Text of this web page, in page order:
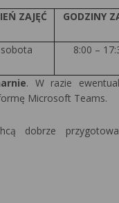
ZAJĘĆ GODZINY
sobota 8:00 –
. W razie
Microsoft Teams.
dobrze